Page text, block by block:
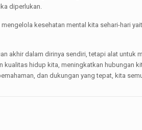
diperlukan.
kesehatan mental kita sehari-hari
akhir dalam dirinya sendiri, tetapi alat
kualitas hidup kita, meningkatkan hubungan
dan dukungan yang tepat, kita